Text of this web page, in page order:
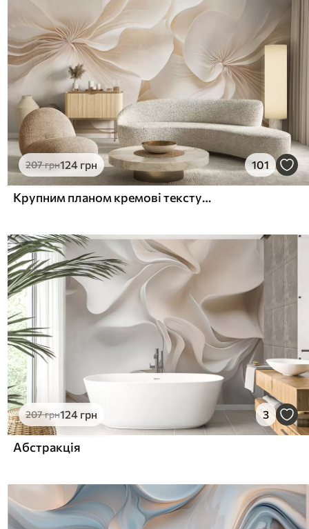
207грн124 грн 101
Крупним планом кремові текстуровані квіти з ніжними пелюстками, що спадають, створюють м'яку, елегантну та фактурну квіткову композицію
207грн124 грн 3
Абстракція